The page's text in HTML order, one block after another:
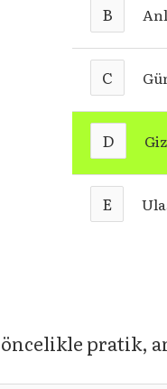
B
C
D
E
pratik,